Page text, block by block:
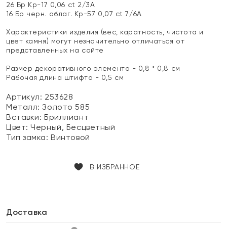
26 Бр Кр-17 0,06 ct 2/3А
16 Бр черн. облаг. Кр-57 0,07 ct 7/6А
Характеристики изделия (вес, каратность, чистота и
цвет камня) могут незначительно отличаться от
представленных на сайте
Размер декоративного элемента - 0,8 * 0,8 см
Рабочая длина штифта - 0,5 см
Артикул: 253628
Металл:Золото 585
Вставки:Бриллиант
Цвет:Черный, Бесцветный
Тип замка:Винтовой
В ИЗБРАННОЕ
Доставка